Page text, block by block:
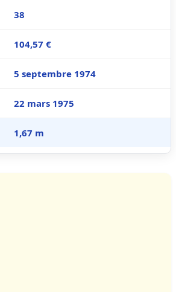
38
104,57 €
5 septembre 1974
22 mars 1975
1,67 m